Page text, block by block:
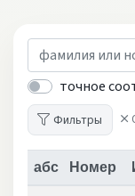
точное
Фильтры
абс Номер